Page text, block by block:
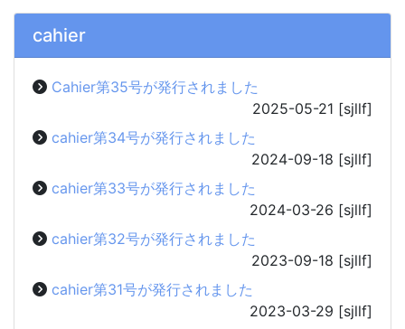
cahier
Cahier第35号が発行されました
2025-05-21 [sjllf]
cahier第34号が発行されました
2024-09-18 [sjllf]
cahier第33号が発行されました
2024-03-26 [sjllf]
cahier第32号が発行されました
2023-09-18 [sjllf]
cahier第31号が発行されました
2023-03-29 [sjllf]